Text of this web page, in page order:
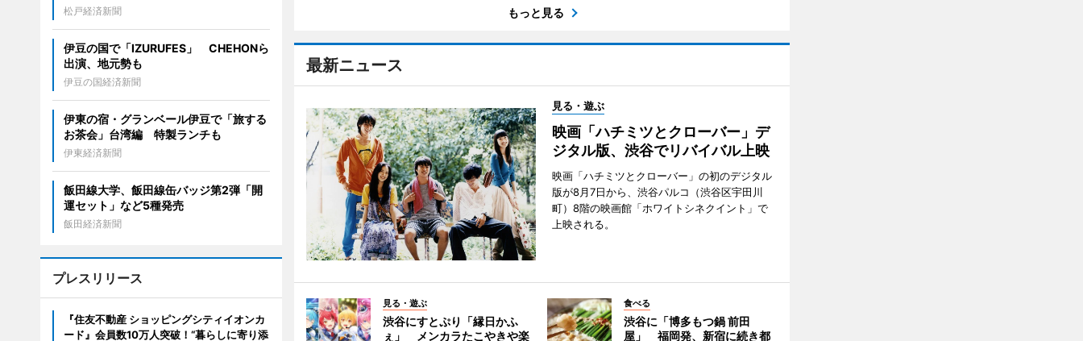
もっと見る
最新ニュース
見る・遊ぶ
映画「ハチミツとクローバー」デ
ジタル版、渋谷でリバイバル上映
映画「ハチミツとクローバー」の初のデジタル
版が8月7日から、渋谷パルコ（渋谷区宇田川
町）8階の映画館「ホワイトシネクイント」で
上映される。
見る・遊ぶ
渋谷にすとぷり「縁日かふ
ぇ」 メンカラたこやきや楽
食べる
渋谷に「博多もつ鍋 前田
屋」 福岡発、新宿に続き都
松戸経済新聞
伊豆の国で「IZURUFES」 CHEHONら
出演、地元勢も
伊豆の国経済新聞
伊東の宿・グランベール伊豆で「旅する
お茶会」台湾編 特製ランチも
伊東経済新聞
飯田線大学、飯田線缶バッジ第2弾「開
運セット」など5種発売
飯田経済新聞
プレスリリース
『住友不動産 ショッピングシティイオンカ
ード』会員数10万人突破！“暮らしに寄り添